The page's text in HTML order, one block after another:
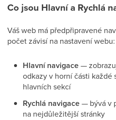
Co jsou Hlavní a Rychlá
Váš web má předpřipravené
počet závisí na nastavení webu:
Hlavní navigace—
odkazy v horní části každé
hlavních sekcí
Rychlá navigace— bývá v
na nejdůležitější stránky